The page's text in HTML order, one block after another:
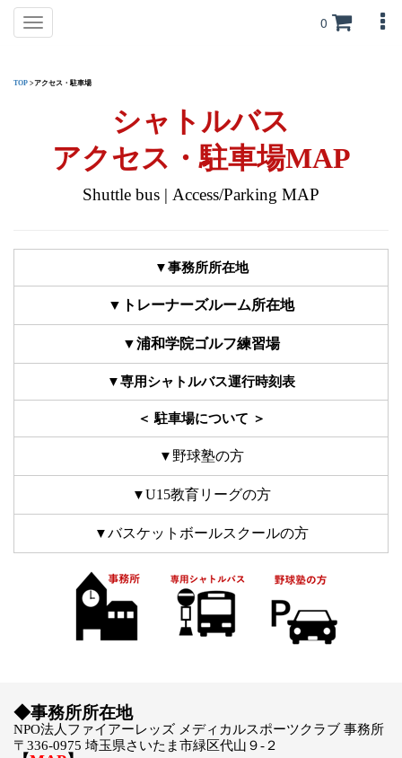
Toggle
navigation
0
TOP >アクセス・駐車場
シャトルバス
アクセス・駐車場MAP
Shuttle bus | Access/Parking MAP
▼事務所所在地
▼ トレーナーズルーム所在地
▼浦和学院ゴルフ練習場
▼専用シャトルバス運行時刻表
＜ 駐車場について ＞
▼ 野球塾の方
▼U15教育リーグの方
▼バスケットボールスクールの方
◆事務所所在地
NPO法人ファイアーレッズ メディカルスポーツクラブ 事務所
〒 336-0975 埼玉県さいたま市緑区代山９-２